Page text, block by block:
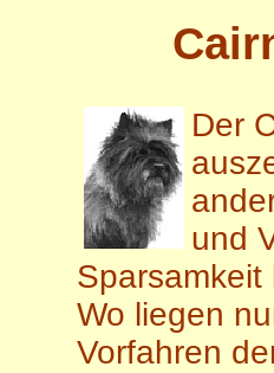
Der
und
Wo liegen
Vorfahren